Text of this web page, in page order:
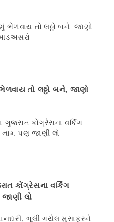
તો લઠ્ઠો બને, જાણો
કોંગ્રેસના વર્કિંગ
લો